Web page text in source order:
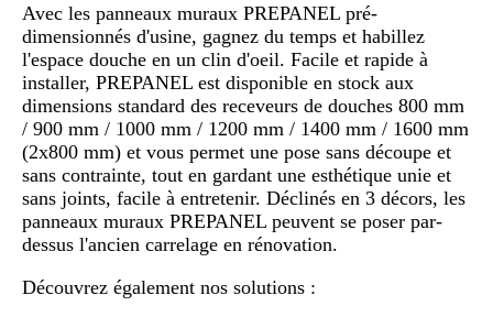
Avec les panneaux muraux PREPANEL pré-
dimensionnés d'usine, gagnez du temps et habillez
l'espace douche en un clin d'oeil. Facile et rapide à
installer, PREPANEL est disponible en stock aux
dimensions standard des receveurs de douches 800 mm
/ 900 mm / 1000 mm / 1200 mm / 1400 mm / 1600 mm
(2x800 mm) et vous permet une pose sans découpe et
sans contrainte, tout en gardant une esthétique unie et
sans joints, facile à entretenir. Déclinés en 3 décors, les
panneaux muraux PREPANEL peuvent se poser par-
dessus l'ancien carrelage en rénovation.
Découvrez également nos solutions :